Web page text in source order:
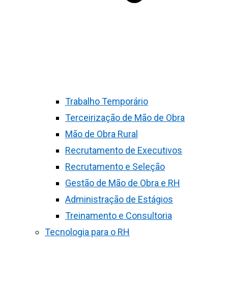
Trabalho Temporário
Terceirização de Mão de Obra
Mão de Obra Rural
Recrutamento de Executivos
Recrutamento e Seleção
Gestão de Mão de Obra e RH
Administração de Estágios
Treinamento e Consultoria
Tecnologia para o RH